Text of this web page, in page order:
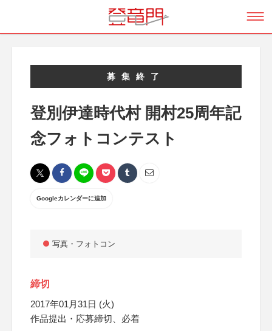
募集終了
登別伊達時代村 開村25周年記
念フォトコンテスト
Googleカレンダーに追加
写真・フォトコン
締切
2017年01月31日 (火)
作品提出・応募締切、必着